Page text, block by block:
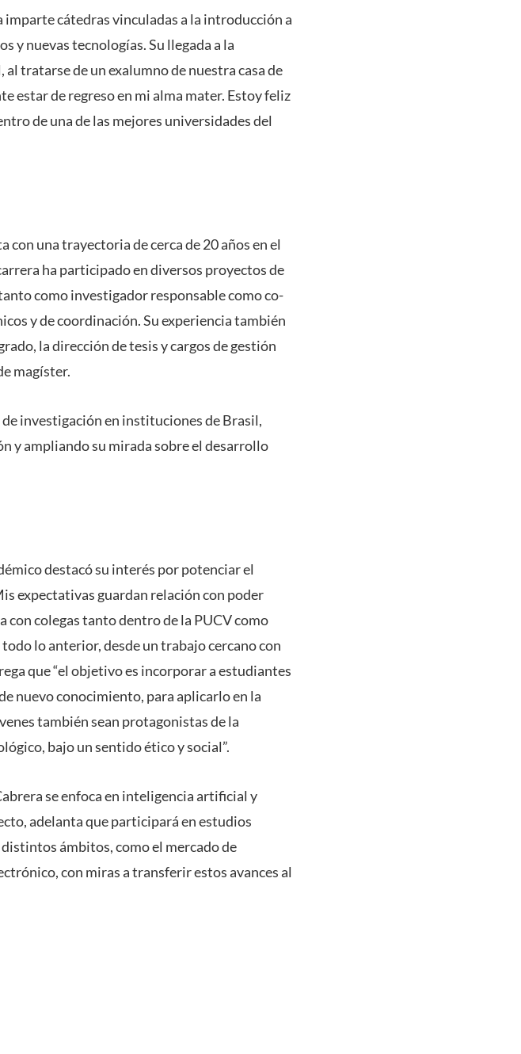
cátedras vinculadas a la introducción a
y nuevas tecnologías. Su llegada a la
tratarse de un exalumno de nuestra casa de
estar de regreso en mi alma mater. Estoy feliz
de una de las mejores universidades del
una trayectoria de cerca de 20 años en el
ha participado en diversos proyectos de
como investigador responsable como co-
y de coordinación. Su experiencia también
la dirección de tesis y cargos de gestión
magíster.
investigación en instituciones de Brasil,
y ampliando su mirada sobre el desarrollo
destacó su interés por potenciar el
expectativas guardan relación con poder
colegas tanto dentro de la PUCV como
lo anterior, desde un trabajo cercano con
que “el objetivo es incorporar a estudiantes
nuevo conocimiento, para aplicarlo en la
también sean protagonistas de la
bajo un sentido ético y social”.
se enfoca en inteligencia artificial y
adelanta que participará en estudios
ámbitos, como el mercado de
con miras a transferir estos avances al